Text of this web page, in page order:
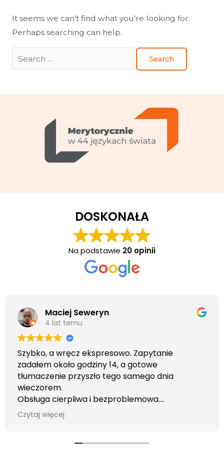
It seems we can’t find what you’re looking for.
Perhaps searching can help.
DOSKONAŁA
Na podstawie 20 opinii
Maciej Seweryn
4 lat temu
Szybko, a wręcz ekspresowo. Zapytanie
zadałem około godziny 14, a gotowe
tłumaczenie przyszło tego samego dnia
wieczorem.
Obsługa cierpliwa i bezproblemowa.
Otrzymałem wszelkie informacje i porady jaka
usługa będzie dla mnie najlepsza. Faktura także
Czytaj więcej